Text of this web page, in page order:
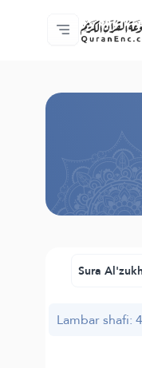
Gida
Jerin
Audio
Ka
Harshe
Sura
Lambar shafi: